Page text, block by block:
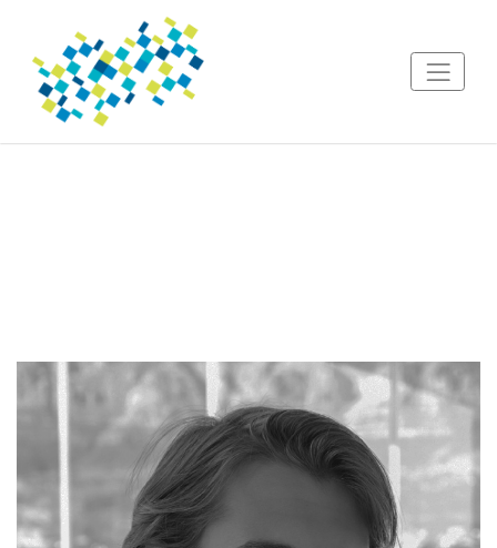
Robert Peterson